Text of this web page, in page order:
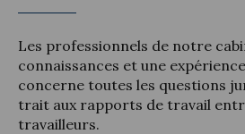
Les professionnels de notre
connaissances et une
concerne toutes les questions
trait aux rapports de travail
travailleurs.